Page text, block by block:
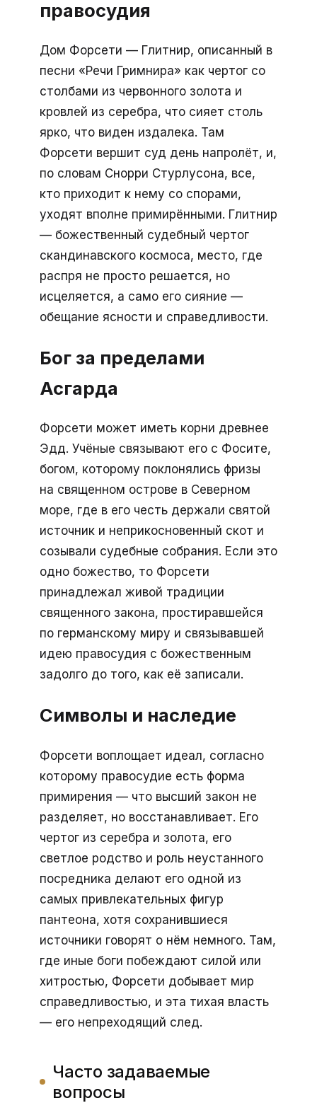
правосудия
Дом Форсети — Глитнир, описанный в
песни «Речи Гримнира» как чертог со
столбами из червонного золота и
кровлей из серебра, что сияет столь
ярко, что виден издалека. Там
Форсети вершит суд день напролёт, и,
по словам Снорри Стурлусона, все,
кто приходит к нему со спорами,
уходят вполне примирёнными. Глитнир
— божественный судебный чертог
скандинавского космоса, место, где
распря не просто решается, но
исцеляется, а само его сияние —
обещание ясности и справедливости.
Бог за пределами
Асгарда
Форсети может иметь корни древнее
Эдд. Учёные связывают его с Фосите,
богом, которому поклонялись фризы
на священном острове в Северном
море, где в его честь держали святой
источник и неприкосновенный скот и
созывали судебные собрания. Если это
одно божество, то Форсети
принадлежал живой традиции
священного закона, простиравшейся
по германскому миру и связывавшей
идею правосудия с божественным
задолго до того, как её записали.
Символы и наследие
Форсети воплощает идеал, согласно
которому правосудие есть форма
примирения — что высший закон не
разделяет, но восстанавливает. Его
чертог из серебра и золота, его
светлое родство и роль неустанного
посредника делают его одной из
самых привлекательных фигур
пантеона, хотя сохранившиеся
источники говорят о нём немного. Там,
где иные боги побеждают силой или
хитростью, Форсети добывает мир
справедливостью, и эта тихая власть
— его непреходящий след.
Часто задаваемые
вопросы